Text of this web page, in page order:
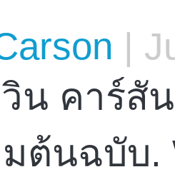
|
น คาร์สั
ต้นฉบับ.